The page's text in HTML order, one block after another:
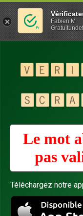
Le mot
pas
Téléchargez notre
Fabien M